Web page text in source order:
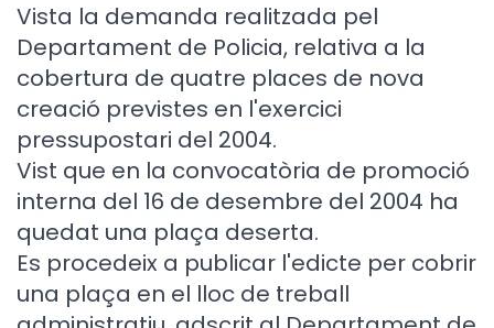
Vista la demanda realitzada pel
Departament de Policia, relativa a la
cobertura de quatre places de nova
creació previstes en l'exercici
pressupostari del 2004.
Vist que en la convocatòria de promoció
interna del 16 de desembre del 2004 ha
quedat una plaça deserta.
Es procedeix a publicar l'edicte per cobrir
una plaça en el lloc de treball